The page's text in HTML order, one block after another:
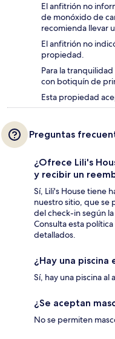
El anfitrión no
de monóxido de
recomienda llevar
El anfitrión no
propiedad.
Para la
con botiquín de
Esta propiedad
Preguntas
¿Ofrece Lili's
y recibir un
Sí, Lili's House tiene
nuestro sitio, que se
del check-in según
Consulta esta
detallados.
¿Hay una piscina
Sí, hay una piscina al
¿Se aceptan
No se permiten